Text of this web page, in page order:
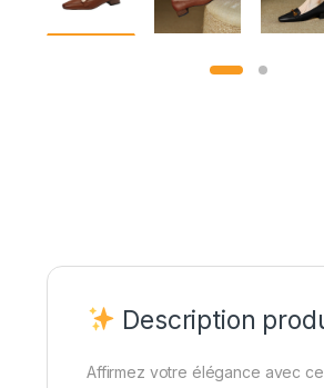
Description
Affirmez votre élégance avec